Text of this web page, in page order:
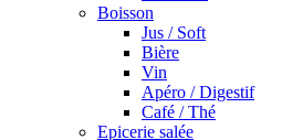
Boisson
Jus / Soft
Bière
Vin
Apéro / Digestif
Café / Thé
Epicerie salée